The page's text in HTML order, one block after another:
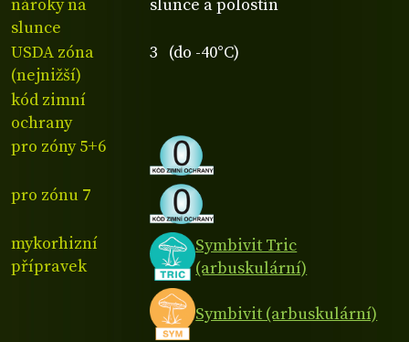
nároky na
slunce
slunce a polostín
USDA zóna
(nejnižší)
3 (do -40°C)
kód zimní
ochrany
pro zóny 5+6
pro zónu 7
mykorhizní
přípravek
Symbivit Tric
(arbuskulární)
Symbivit (arbuskulární)